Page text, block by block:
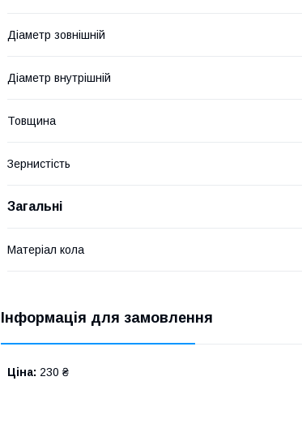
Діаметр зовнішній
Діаметр внутрішній
Товщина
Зернистість
Загальні
Матеріал кола
Інформація для замовлення
Ціна: 230 ₴